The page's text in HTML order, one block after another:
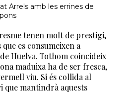
Arrels amb les errines de
tenen molt de prestigi,
es consumeixen a
Huelva. Tothom coincideix
maduixa ha de ser fresca,
viu. Si és collida al
que mantindrà aquests